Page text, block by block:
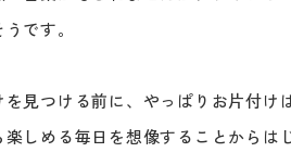
です。
見つける前に、やっぱりお片付け
しめる毎日を想像することからは